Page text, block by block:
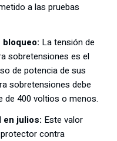
a las pruebas
La tensión de
sobretensiones es el
de potencia de sus
sobretensiones debe
de 400 voltios o menos.
en julios: Este valor
contra